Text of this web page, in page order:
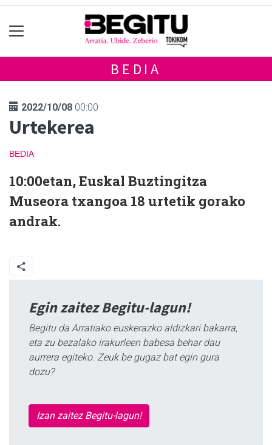
BEDIA
2022/10/08 00:00
Urtekerea
BEDIA
10:00etan, Euskal Buztingitza
Museora txangoa 18 urtetik gorako
andrak.
Egin zaitez Begitu-lagun!
Begitu da Arratiako euskerazko aldizkari bakarra,
eta zu bezalako irakurleen babesa behar dau
aurrera egiteko. Zeuk be gugaz bat egin gura
dozu?
Izan zaitez Begitu-lagun!